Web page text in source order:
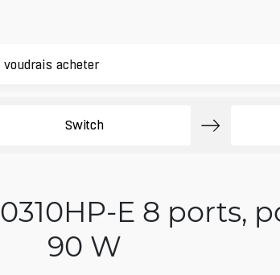
Switch
E 8 ports,
90 W